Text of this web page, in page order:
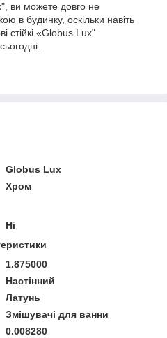
ви можете довго не
в будинку, оскільки навіть
стійкі «Globus Lux"
Globus Lux
Хром
Ні
1.875000
Настінний
Латунь
Змішувачі для ванни
0.008280